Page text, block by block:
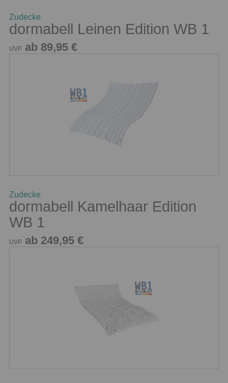
Zudecke
dormabell Leinen Edition WB 1
UVP ab 89,95 €
Zudecke
dormabell Kamelhaar Edition
WB 1
UVP ab 249,95 €